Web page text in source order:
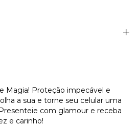
Magia! Proteção impecável e
a sua e torne seu celular uma
com glamour e receba
e carinho!